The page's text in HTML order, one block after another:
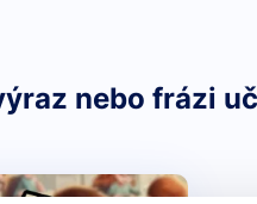
nebo frázi